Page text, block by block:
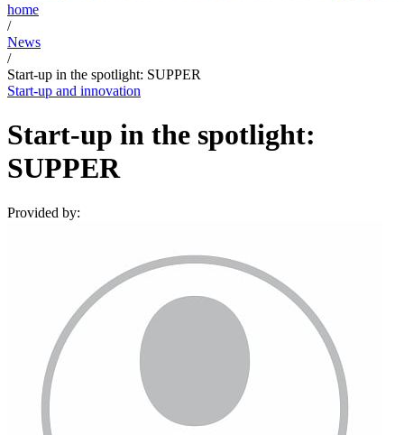
home
/
News
/
Start-up in the spotlight: SUPPER
Start-up and innovation
Start-up in the spotlight:
SUPPER
Provided by: